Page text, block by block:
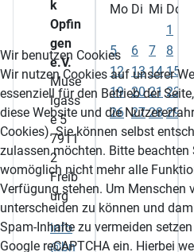
k
Opfin
gen
e.V.
Muse
lgass
e 5
7911
2
Freib
urg
info
@bn
Mo Di Mi Do
1
5
6 7 8
12 13 14 15
19 20 21 22
26 27 28 29
Wir benutzen Cookies
Wir nutzen Cookies auf unserer
essenziell für den Betrieb der
diese Website und die
Cookies). Sie können selbst
zulassen möchten. Bitte beachten
womöglich nicht mehr alle
Verfügung stehen. Um Menschen
unterscheiden zu können und
Spam-Inhalte zu vermeiden
Google reCAPTCHA ein. Hierbei